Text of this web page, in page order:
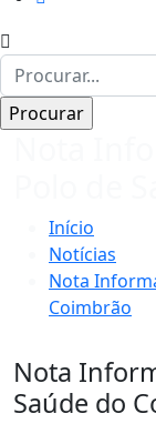
Início
Notícias
Nota
Coimbrão
Nota
Saúde do